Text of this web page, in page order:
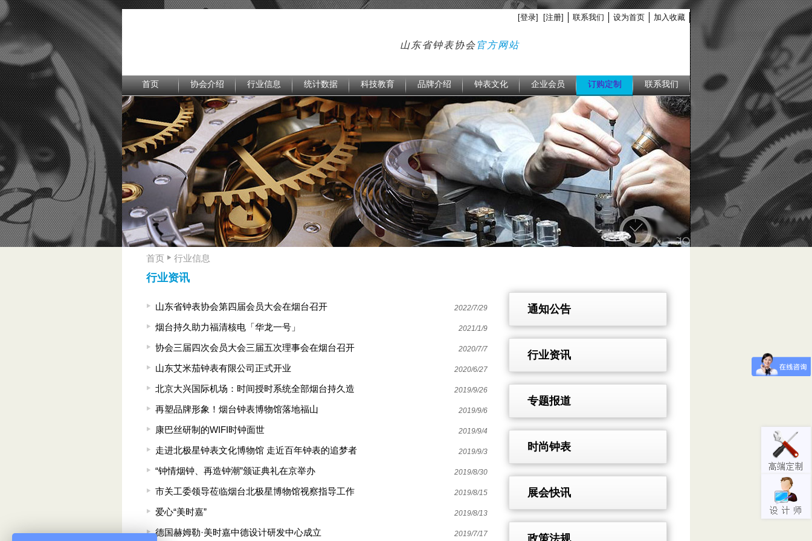
[登录] [注册] 联系我们 设为首页 加入收藏
山东省钟表协会官方网站
首页 协会介绍 行业信息 统计数据 科技教育 品牌介绍 钟表文化 企业会员 订购定制 联系我们
首页 行业信息
行业资讯
山东省钟表协会第四届会员大会在烟台召开 2022/7/29
烟台持久助力福清核电「华龙一号」 2021/1/9
协会三届四次会员大会三届五次理事会在烟台召开 2020/7/7
山东艾米茄钟表有限公司正式开业 2020/6/27
北京大兴国际机场：时间授时系统全部烟台持久造 2019/9/26
再塑品牌形象！烟台钟表博物馆落地福山 2019/9/6
康巴丝研制的WIFI时钟面世 2019/9/4
走进北极星钟表文化博物馆 走近百年钟表的追梦者 2019/9/3
“钟情烟钟、再造钟潮”颁证典礼在京举办 2019/8/30
市关工委领导莅临烟台北极星博物馆视察指导工作 2019/8/15
爱心“美时嘉” 2019/8/13
德国赫姆勒·美时嘉中德设计研发中心成立 2019/7/17
通知公告
行业资讯
专题报道
时尚钟表
展会快讯